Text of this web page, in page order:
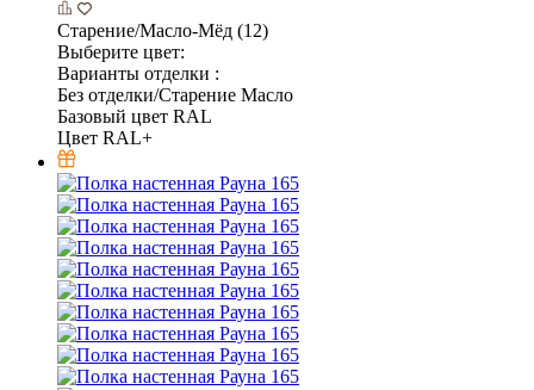
Старение/Масло-Мёд (12)
Выберите цвет:
Варианты отделки :
Без отделки/Старение Масло
Базовый цвет RAL
Цвет RAL+